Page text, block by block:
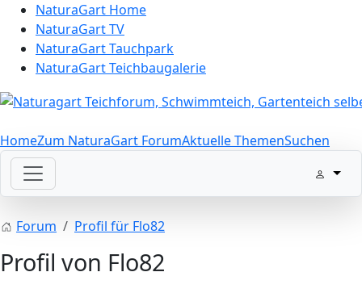
NaturaGart Home
NaturaGart TV
NaturaGart Tauchpark
NaturaGart Teichbaugalerie
HomeZum NaturaGart ForumAktuelle ThemenSuchen
Forum Profil für Flo82
Profil von Flo82